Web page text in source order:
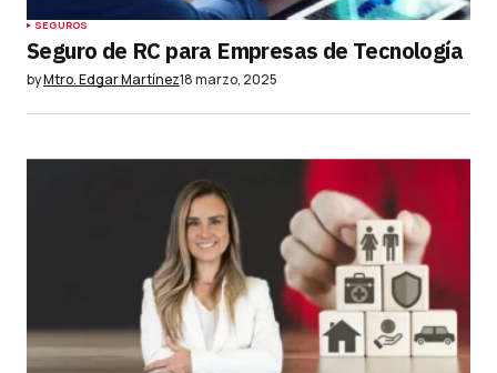
SEGUROS
Seguro de RC para Empresas de Tecnología
byMtro. Edgar Martínez18 marzo, 2025